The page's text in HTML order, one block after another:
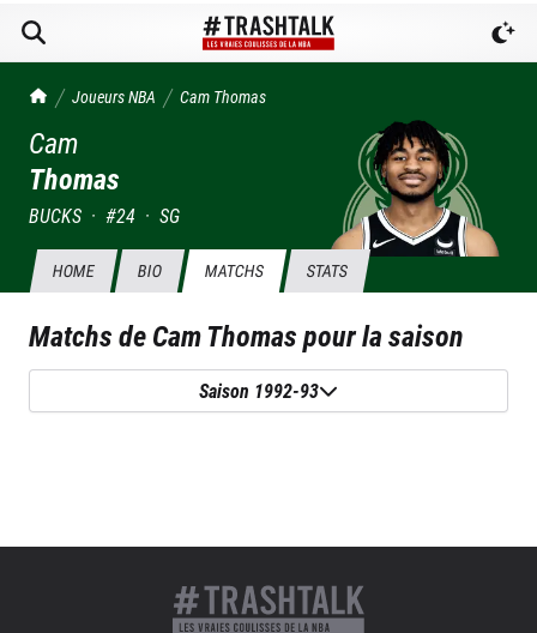
TrashTalk Actu NBA
Joueurs NBA Cam Thomas
Cam
Thomas
BUCKS · #24 · SG
HOME BIO MATCHS STATS
Matchs deCam Thomaspour la saison
Saison 1992-93